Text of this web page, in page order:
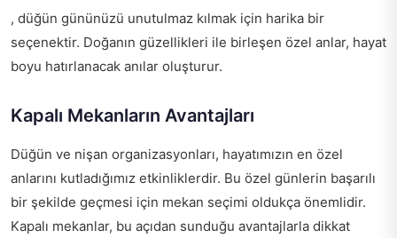
, düğün gününüzü unutulmaz kılmak için harika bir
seçenektir. Doğanın güzellikleri ile birleşen özel anlar, hayat
boyu hatırlanacak anılar oluşturur.
Kapalı Mekanların Avantajları
Düğün ve nişan organizasyonları, hayatımızın en özel
anlarını kutladığımız etkinliklerdir. Bu özel günlerin başarılı
bir şekilde geçmesi için mekan seçimi oldukça önemlidir.
Kapalı mekanlar, bu açıdan sunduğu avantajlarla dikkat